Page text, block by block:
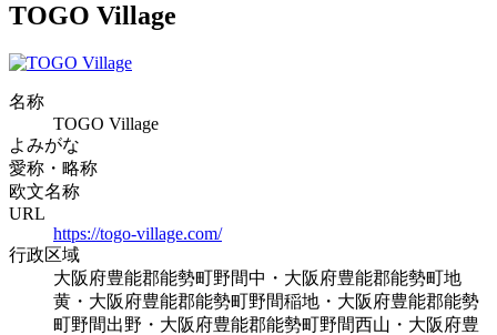
TOGO Village
名称
TOGO Village
よみがな
愛称・略称
欧文名称
URL
https://togo-village.com/
行政区域
大阪府豊能郡能勢町野間中・大阪府豊能郡能勢町地
黄・大阪府豊能郡能勢町野間稲地・大阪府豊能郡能勢
町野間出野・大阪府豊能郡能勢町野間西山・大阪府豊